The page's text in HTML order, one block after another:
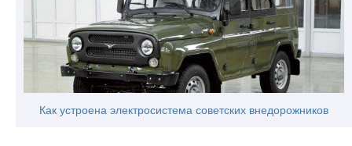
Как устроена электросистема советских внедорожников